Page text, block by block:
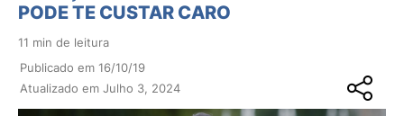
PODE TE CUSTAR CARO
11 min de leitura
Publicado em 16/10/19
Atualizado em Julho 3, 2024